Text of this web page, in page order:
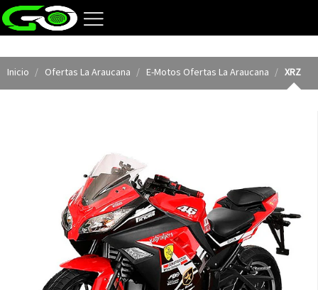
Inicio Ofertas La Araucana E-Motos Ofertas La Araucana XRZ